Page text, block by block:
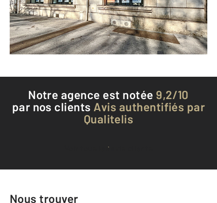
Envoyer un message
Téléphoner à l'agence
Notre agence est notée 9,2/10
par nos clients Avis authentifiés par
Qualitelis
Voir tous les avis clients
Nous trouver